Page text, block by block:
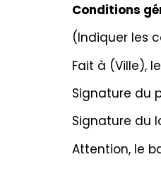
Conditions
(Indiquer les
Fait à (Ville),
Signature du
Signature du
Attention, le